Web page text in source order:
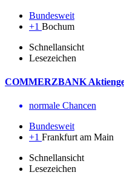
Bundesweit
+1 Bochum
Schnellansicht
Lesezeichen
COMMERZBANK
normale Chancen
Bundesweit
+1 Frankfurt am Main
Schnellansicht
Lesezeichen